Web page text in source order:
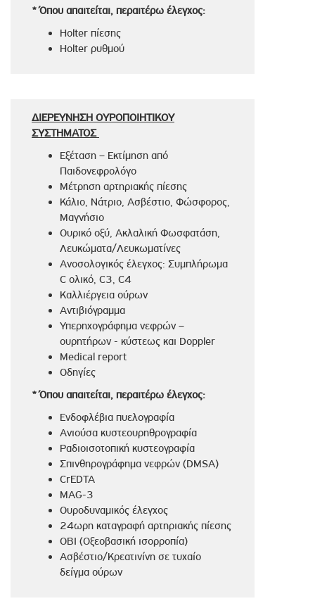
* Όπου απαιτείται, περαιτέρω έλεγχος:
Holter πίεσης
Holter ρυθμού
ΔΙΕΡΕΥΝΗΣΗ ΟΥΡΟΠΟΙΗΤΙΚΟΥ
ΣΥΣΤΗΜΑΤΟΣ
Εξέταση – Εκτίμηση από
Παιδονεφρολόγο
Μέτρηση αρτηριακής πίεσης
Κάλιο, Νάτριο, Ασβέστιο, Φώσφορος,
Μαγνήσιο
Ουρικό οξύ, Ακλαλική Φωσφατάση,
Λευκώματα/Λευκωματίνες
Ανοσολογικός έλεγχος: Συμπλήρωμα
C ολικό, C3, C4
Kαλλιέργεια ούρων
Αντιβιόγραμμα
Υπερηχογράφημα νεφρών –
ουρητήρων - κύστεως και Doppler
Medical report
Οδηγίες
* Όπου απαιτείται, περαιτέρω έλεγχος:
Ενδοφλέβια πυελογραφία
Ανιούσα κυστεουρηθρογραφία
Ραδιοισοτοπική κυστεογραφία
Σπινθηρογράφημα νεφρών (DMSA)
CrEDTA
MAG-3
Ουροδυναμικός έλεγχος
24ωρη καταγραφή αρτηριακής πίεσης
ΟΒΙ (Οξεοβασική ισορροπία)
Ασβέστιο/Κρεατινίνη σε τυχαίο
δείγμα ούρων